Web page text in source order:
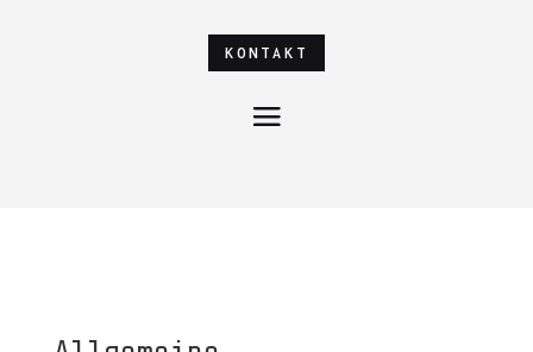
KONTAKT